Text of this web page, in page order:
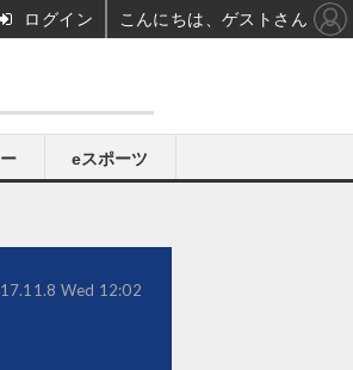
eスポーツ
Wed 12:02
ログイン こんにちは、ゲストさん